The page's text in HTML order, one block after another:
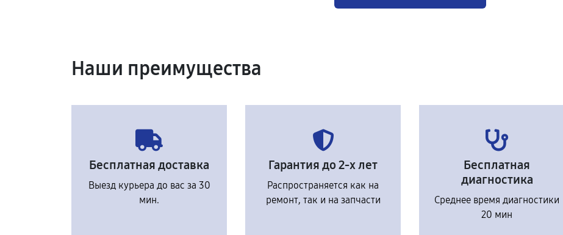
Наши преимущества
Бесплатная доставка
Выезд курьера до вас за 30
мин.
Гарантия до 2-х лет
Распространяется как на
ремонт, так и на запчасти
Бесплатная
диагностика
Среднее время диагностики
20 мин